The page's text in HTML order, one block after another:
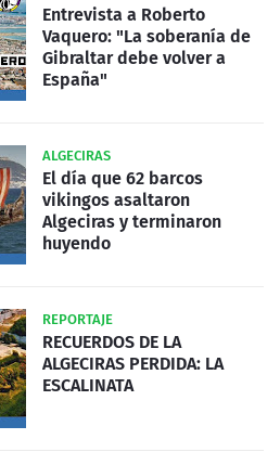
Entrevista a Roberto
Vaquero: "La soberanía de
Gibraltar debe volver a
España"
ALGECIRAS
El día que 62 barcos
vikingos asaltaron
Algeciras y terminaron
huyendo
REPORTAJE
RECUERDOS DE LA
ALGECIRAS PERDIDA: LA
ESCALINATA